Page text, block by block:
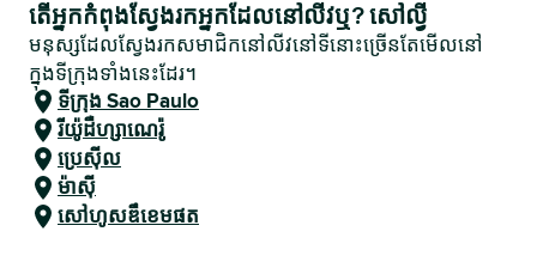
តើអ្នកកំពុងស្វែងរកអ្នកដែលនៅលីវឬ? សៅល្វី
មនុស្សដែលស្វែងរកសមាជិកនៅលីវនៅទីនោះច្រើនតែមើលនៅ
ក្នុងទីក្រុងទាំងនេះដែរ។
ទីក្រុង Sao Paulo
រីយ៉ូដឺហ្សាណេរ៉ូ
ប្រេស៊ីល
ម៉ាស៊ី
សៅហូសឌឹខេមផត